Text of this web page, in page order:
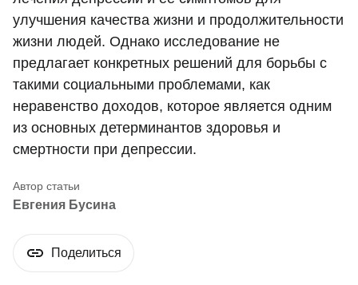
улучшения качества жизни и продолжительности
жизни людей. Однако исследование не
предлагает конкретных решений для борьбы с
такими социальными проблемами, как
неравенство доходов, которое является одним
из основных детерминантов здоровья и
смертности при депрессии.
Евгения Бусина
Поделиться